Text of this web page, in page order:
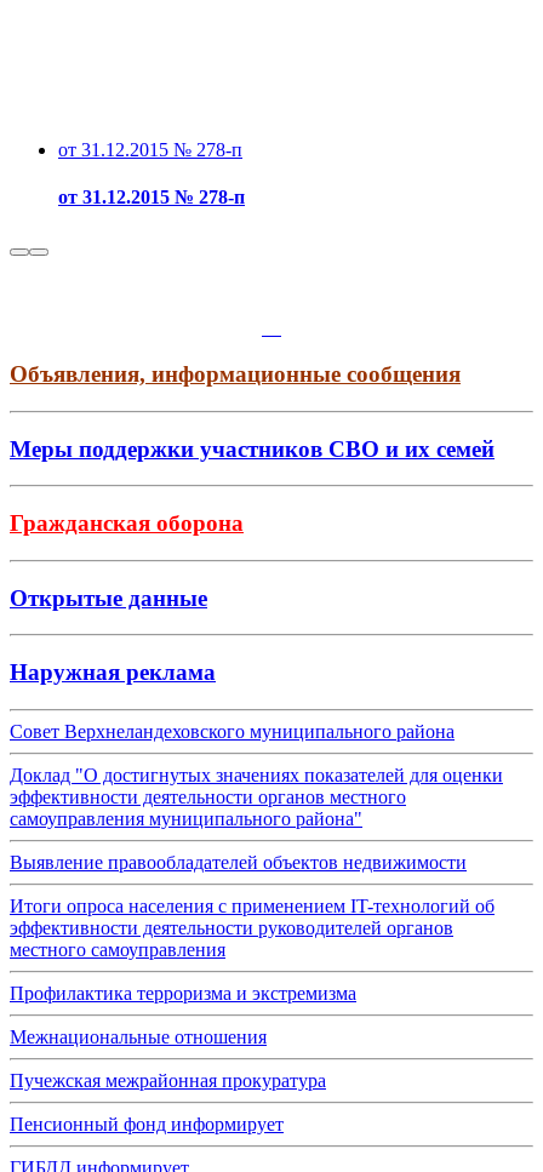
от 31.12.2015 № 278-п
от 31.12.2015 № 278-п
Объявления, информационные сообщения
Меры поддержки участников СВО и их семей
Гражданская оборона
Открытые данные
Наружная реклама
Совет Верхнеландеховского муниципального района
Доклад "О достигнутых значениях показателей для оценки
эффективности деятельности органов местного
самоуправления муниципального района"
Выявление правообладателей объектов недвижимости
Итоги опроса населения с применением IT-технологий об
эффективности деятельности руководителей органов
местного самоуправления
Профилактика терроризма и экстремизма
Межнациональные отношения
Пучежская межрайонная прокуратура
Пенсионный фонд информирует
ГИБДД информирует